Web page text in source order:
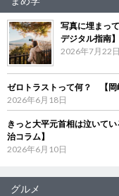
写真に埋まっ
デジタル指南】
2026年7月22日
ゼロトラストって何？ 【岡
2026年6月18日
きっと大平元首相は泣いて
治コラム】
2026年6月10日
グルメ